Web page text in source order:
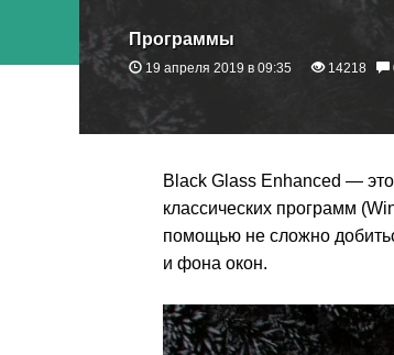
Программы
19 апреля 2019 в 09:35 14218
Black Glass Enhanced —
классических программ
помощью не сложно
и фона окон.